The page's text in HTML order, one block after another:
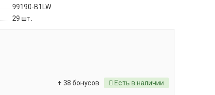
99190-B1LW
29 шт.
+ 38 бонусов Есть в наличии